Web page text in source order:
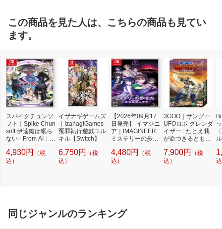
この商品を見た人は、こちらの商品も見てい
ます。
スパイクチュンソ
フト｜Spike Chun
soft 伊達鍵は眠ら
ない - From AI：ソ
【Switch】
4,930円
（税
込）
イザナギゲームズ
｜IzanagiGames
冤罪執行遊戯ユル
キル【Switch】
6,750円
（税
込）
【2026年09月17
日発売】 イマジニ
ア｜IMAGINEER
ミステリーの歩き
事件【Switch】
4,480円
（税
込）
3GOO｜サングー
UFOロボ グレンダ
イザー : たとえ我
が命つきるとも
ィション【PS5】
7,900円
（税
込）
同じジャンルのランキング